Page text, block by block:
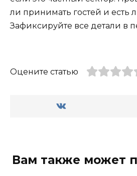
ли принимать гостей и есть
Зафиксируйте все детали в
Оцените статью
Вам также может